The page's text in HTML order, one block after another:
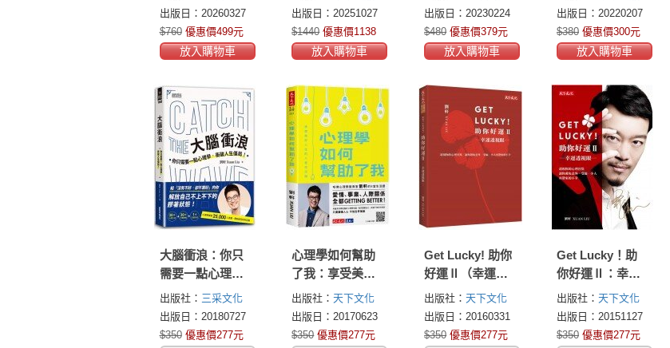
套書【青少年版
vs.大人版】
出版日：20260327
$760 優惠價499元
放入購物車
出版日：20251027
$1440 優惠價1138
元
放入購物車
出版日：20230224
$480 優惠價379元
放入購物車
出版日：20220207
$380 優惠價300元
放入購物車
大腦衝浪：你只
需要一點心理
學，衝破人生僵
局！
出版社： 三采文化
出版日：20180727
$350 優惠價277元
心理學如何幫助
了我：享受美好
人生的八堂生活
課
出版社：天下文化
出版日：20170623
$350 優惠價277元
Get Lucky! 助你
好運Ⅱ（幸運草
封面版）：幸運
透視眼
出版社：天下文化
出版日：20160331
$350 優惠價277元
Get Lucky！助
你好運Ⅱ：幸運
透視眼
出版社： 天下文化
出版日：20151127
$350 優惠價277元